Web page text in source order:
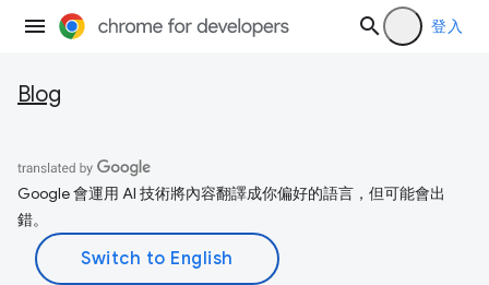
登入
Blog
Google 會運用 AI 技術將內容翻譯成你偏好的語言，但可能會出
錯。